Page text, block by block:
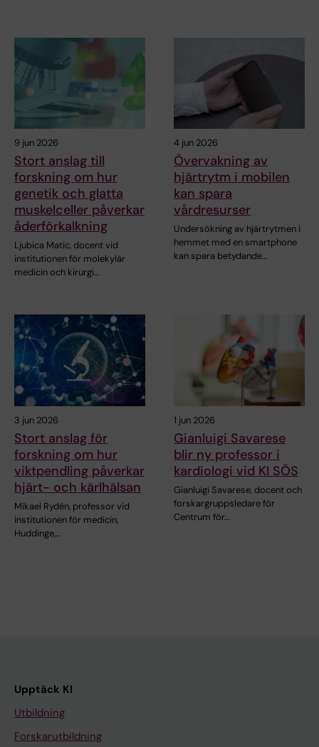
9 jun 2026
Stort anslag till
forskning om hur
genetik och glatta
muskelceller påverkar
åderförkalkning
Ljubica Matic, docent vid
institutionen för molekylär
medicin och kirurgi…
4 jun 2026
Övervakning av
hjärtrytm i mobilen
kan spara
vårdresurser
Undersökning av hjärtrytmen i
hemmet med en smartphone
kan spara betydande…
3 jun 2026
Stort anslag för
forskning om hur
viktpendling påverkar
hjärt- och kärlhälsan
Mikael Rydén, professor vid
institutionen för medicin,
Huddinge,…
1 jun 2026
Gianluigi Savarese
blir ny professor i
kardiologi vid KI SÖS
Gianluigi Savarese, docent och
forskargruppsledare för
Centrum för…
Upptäck KI
Utbildning
Forskarutbildning